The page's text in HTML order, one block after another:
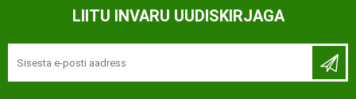
LIITU INVARU UUDISKIRJAGA